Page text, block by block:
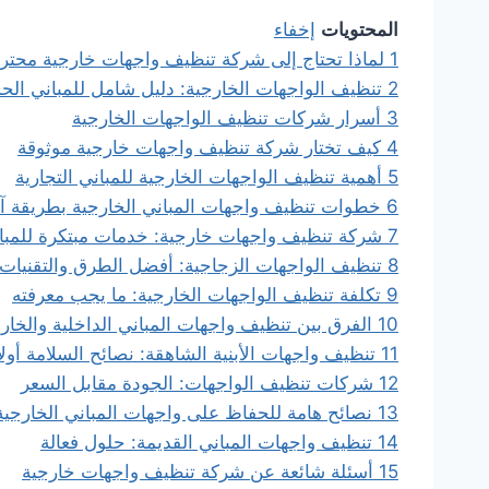
المحتويات إخفاء
1 لماذا تحتاج إلى شركة تنظيف واجهات خارجية
2 تنظيف الواجهات الخارجية: دليل شامل للمباني
3 أسرار شركات تنظيف الواجهات الخارجية
4 كيف تختار شركة تنظيف واجهات خارجية موثوقة
5 أهمية تنظيف الواجهات الخارجية للمباني التجارية
6 خطوات تنظيف واجهات المباني الخارجية بطريقة
7 شركة تنظيف واجهات خارجية: خدمات مبتكرة
8 تنظيف الواجهات الزجاجية: أفضل الطرق والتقنيات
9 تكلفة تنظيف الواجهات الخارجية: ما يجب معرفته
10 الفرق بين تنظيف واجهات المباني الداخلية
11 تنظيف واجهات الأبنية الشاهقة: نصائح السلامة
12 شركات تنظيف الواجهات: الجودة مقابل السعر
13 نصائح هامة للحفاظ على واجهات المباني
14 تنظيف واجهات المباني القديمة: حلول فعالة
15 أسئلة شائعة عن شركة تنظيف واجهات خارجية